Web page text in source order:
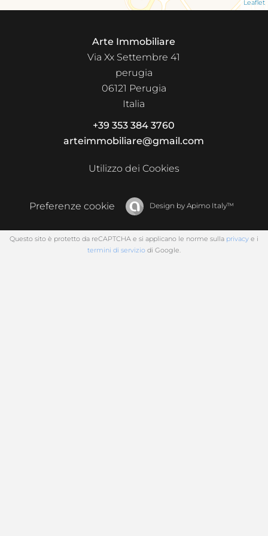
Leaflet
Arte Immobiliare
Via Xx Settembre 41
perugia
06121 Perugia
Italia
+39 353 384 3760
arteimmobiliare@gmail.com
Utilizzo dei Cookies
Preferenze cookie Design by Apimo Italy™
Questo sito è protetto da reCAPTCHA e si applicano le norme sulla privacy e i
termini di servizio di Google.